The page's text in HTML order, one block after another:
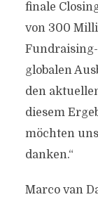
finale
von 300
globalen
den
diesem
möchten
danken.“
Marco van